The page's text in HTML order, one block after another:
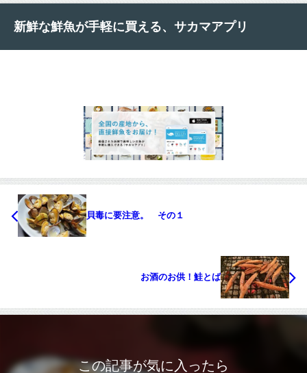
新鮮な鮮魚が手軽に買える、サカマアプリ
貝毒に要注意。 その１
お酒のお供！鮭とば
この記事が気に入ったら